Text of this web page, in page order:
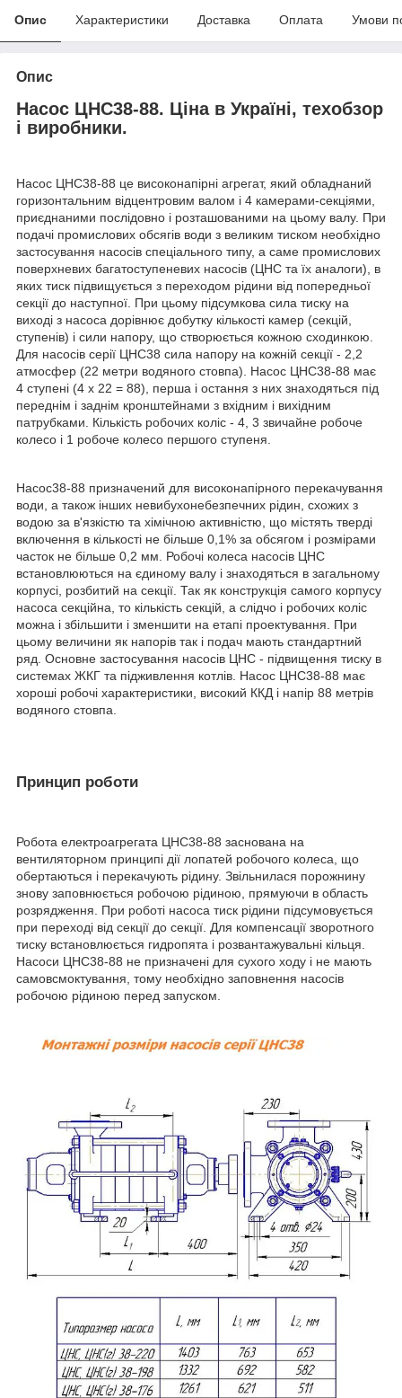
Опис Характеристики Доставка Оплата Умови
Опис
Насос ЦНС38-88. Ціна в Україні, техобзор
і виробники.
Насос ЦНС38-88 це високонапірні агрегат, який обладнаний
горизонтальним відцентровим валом і 4 камерами-секціями,
приєднаними послідовно і розташованими на цьому валу. При
подачі промислових обсягів води з великим тиском необхідно
застосування насосів спеціального типу, а саме промислових
поверхневих багатоступеневих насосів (ЦНС та їх аналоги), в
яких тиск підвищується з переходом рідини від попередньої
секції до наступної. При цьому підсумкова сила тиску на
виході з насоса дорівнює добутку кількості камер (секцій,
ступенів) і сили напору, що створюється кожною сходинкою.
Для насосів серії ЦНС38 сила напору на кожній секції - 2,2
атмосфер (22 метри водяного стовпа). Насос ЦНС38-88 має
4 ступені (4 х 22 = 88), перша і остання з них знаходяться під
переднім і заднім кронштейнами з вхідним і вихідним
патрубками. Кількість робочих коліс - 4, 3 звичайне робоче
колесо і 1 робоче колесо першого ступеня.
Насос38-88 призначений для високонапірного перекачування
води, а також інших невибухонебезпечних рідин, схожих з
водою за в'язкістю та хімічною активністю, що містять тверді
включення в кількості не більше 0,1% за обсягом і розмірами
часток не більше 0,2 мм. Робочі колеса насосів ЦНС
встановлюються на єдиному валу і знаходяться в загальному
корпусі, розбитий на секції. Так як конструкція самого корпусу
насоса секційна, то кількість секцій, а слідчо і робочих коліс
можна і збільшити і зменшити на етапі проектування. При
цьому величини як напорів так і подач мають стандартний
ряд. Основне застосування насосів ЦНС - підвищення тиску в
системах ЖКГ та підживлення котлів. Насос ЦНС38-88 має
хороші робочі характеристики, високий ККД і напір 88 метрів
водяного стовпа.
Принцип роботи
Робота електроагрегата ЦНС38-88 заснована на
вентиляторном принципі дії лопатей робочого колеса, що
обертаються і перекачують рідину. Звільнилася порожнину
знову заповнюється робочою рідиною, прямуючи в область
розрядження. При роботі насоса тиск рідини підсумовується
при переході від секції до секції. Для компенсації зворотного
тиску встановлюється гидропята і розвантажувальні кільця.
Насоси ЦНС38-88 не призначені для сухого ходу і не мають
самовсмоктування, тому необхідно заповнення насосів
робочою рідиною перед запуском.